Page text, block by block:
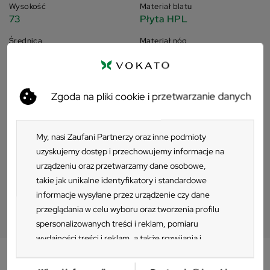
Zgoda na pliki cookie i przetwarzanie danych
My, nasi Zaufani Partnerzy oraz inne podmioty
uzyskujemy dostęp i przechowujemy informacje na
urządzeniu oraz przetwarzamy dane osobowe,
takie jak unikalne identyfikatory i standardowe
informacje wysyłane przez urządzenie czy dane
przeglądania w celu wyboru oraz tworzenia profilu
spersonalizowanych treści i reklam, pomiaru
wydajności treści i reklam, a także rozwijania i
Zaufani Partnerzy możemy korzystać z
Wysokość
73
Średnica
Materiał blatu
Płyta HPL
Materiał nóg
Dodatkowe informacje
Pliki do pobrania
Plik 3D